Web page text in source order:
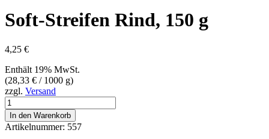
Soft-Streifen Rind, 150 g
4,25 €
Enthält 19% MwSt.
(28,33 € / 1000 g)
zzgl. Versand
Soft-
Streifen
Rind,
150
In den Warenkorb
Artikelnummer: 557